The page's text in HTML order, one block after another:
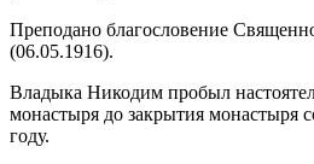
Преподано благословение
(06.05.1916).
Владыка Никодим пробыл
монастыря до закрытия монастыря
году.